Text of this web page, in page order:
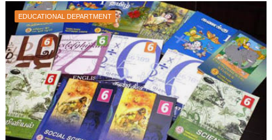
EDUCATIONAL DEPARTMENT